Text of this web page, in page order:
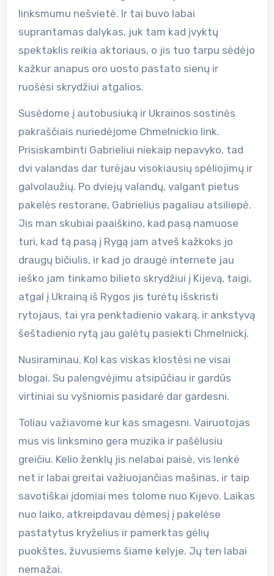
linksmumu nešvietė. Ir tai buvo labai
suprantamas dalykas, juk tam kad įvyktų
spektaklis reikia aktoriaus, o jis tuo tarpu sėdėjo
kažkur anapus oro uosto pastato sienų ir
ruošėsi skrydžiui atgalios.
Susėdome į autobusiuką ir Ukrainos sostinės
pakraščiais nuriedėjome Chmelnickio link.
Prisiskambinti Gabrieliui niekaip nepavyko, tad
dvi valandas dar turėjau visokiausių spėliojimų ir
galvolaužių. Po dviejų valandų, valgant pietus
pakelės restorane, Gabrielius pagaliau atsiliepė.
Jis man skubiai paaiškino, kad pasą namuose
turi, kad tą pasą į Rygą jam atveš kažkoks jo
draugų bičiulis, ir kad jo draugė internete jau
ieško jam tinkamo bilieto skrydžiui į Kijevą, taigi,
atgal į Ukrainą iš Rygos jis turėtų išskristi
rytojaus, tai yra penktadienio vakarą, ir ankstyvą
šeštadienio rytą jau galėtų pasiekti Chmelnickį.
Nusiraminau. Kol kas viskas klostėsi ne visai
blogai. Su palengvėjimu atsipūčiau ir gardūs
virtiniai su vyšniomis pasidarė dar gardesni.
Toliau važiavome kur kas smagesni. Vairuotojas
mus vis linksmino gera muzika ir pašėlusiu
greičiu. Kelio ženklų jis nelabai paisė, vis lenkė
net ir labai greitai važiuojančias mašinas, ir taip
savotiškai įdomiai mes tolome nuo Kijevo. Laikas
nuo laiko, atkreipdavau dėmesį į pakelėse
pastatytus kryželius ir pamerktas gėlių
puokštes, žuvusiems šiame kelyje. Jų ten labai
nemažai.